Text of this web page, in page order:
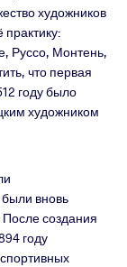
художников
Руссо, Монтень,
что первая
году было
художником
вновь
создания
году